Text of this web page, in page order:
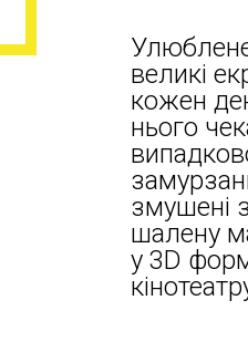
великі
кожен
нього
змушені
шалену
у 3D